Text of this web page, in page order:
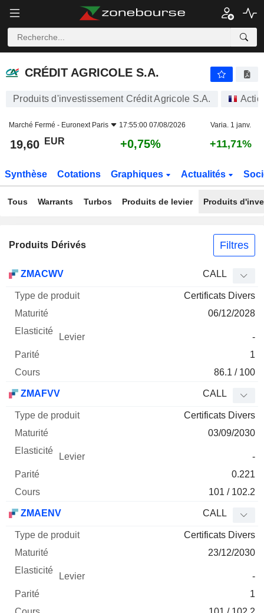
CRÉDIT AGRICOLE S.A.
CRÉDIT AGRICOLE S.A.
Produits d'investissement Crédit Agricole S.A.
Marché Fermé - Euronext Paris 17:55:00 07/08/2026 Varia. 1 janv.
19,60 EUR +0,75% +11,71%
Synthèse Cotations Graphiques Actualités
Tous Warrants Turbos Produits de levier Produits
Produits Dérivés Filtres
Mnemo Type produit
Elasticité Levier Parité
ZMACWV CALL
Certificats Divers
06/12/2028
-
1
86.1 / 100
ZMAFVV CALL
Certificats Divers
03/09/2030
-
0.221
101 / 102.2
ZMAENV CALL
Certificats Divers
23/12/2030
-
1